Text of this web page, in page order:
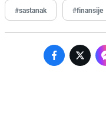
#sastanak #finansije